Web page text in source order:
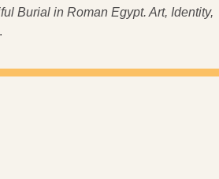
Burial in Roman Egypt. Art, Identity,